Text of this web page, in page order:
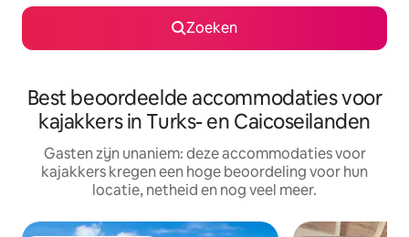
Zoeken
Best beoordeelde accommodaties voor
kajakkers in Turks- en Caicoseilanden
Gasten zijn unaniem: deze accommodaties voor
kajakkers kregen een hoge beoordeling voor hun
locatie, netheid en nog veel meer.